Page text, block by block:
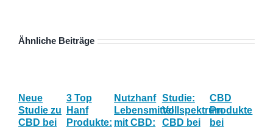
Ähnliche Beiträge
Neue
Studie zu
CBD bei
3 Top
Hanf
Produkte:
Nutzhanf
Lebensmittel
mit CBD:
Studie:
Vollspektrum
CBD bei
CBD
Produkte
bei